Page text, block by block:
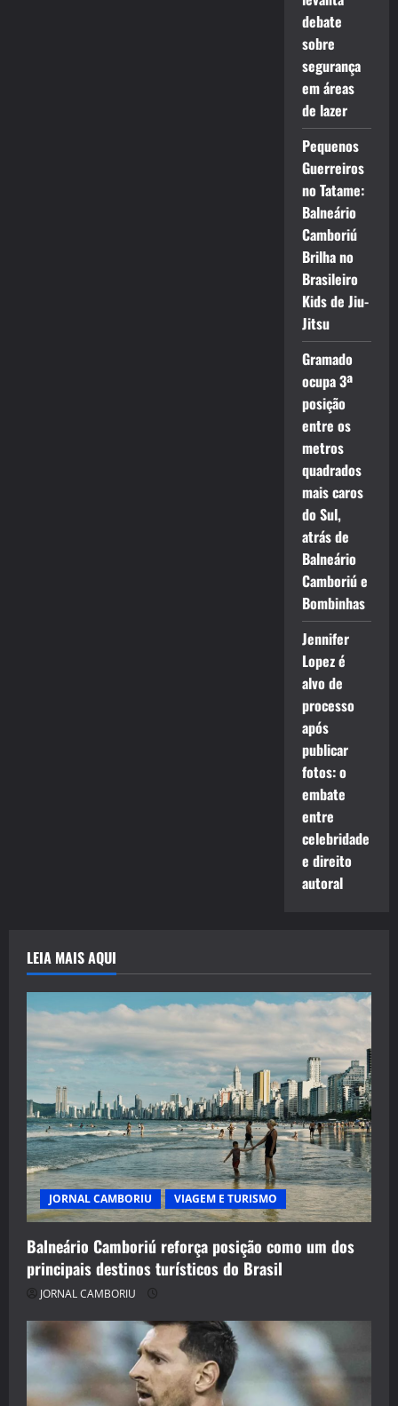
debate
sobre
segurança
em áreas
de lazer
Pequenos
Guerreiros
no Tatame:
Balneário
Camboriú
Brilha no
Brasileiro
Kids de Jiu-
Jitsu
Gramado
ocupa 3ª
posição
entre os
metros
quadrados
mais caros
do Sul,
atrás de
Balneário
Camboriú e
Bombinhas
Jennifer
Lopez é
alvo de
processo
após
publicar
fotos: o
embate
entre
celebridade
e direito
autoral
LEIA MAIS AQUI
JORNAL CAMBORIU VIAGEM E TURISMO
Balneário Camboriú reforça posição como um dos
principais destinos turísticos do Brasil
JORNAL CAMBORIU